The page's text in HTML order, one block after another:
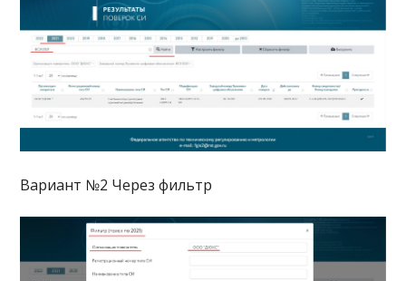
Вариант №2 Через фильтр